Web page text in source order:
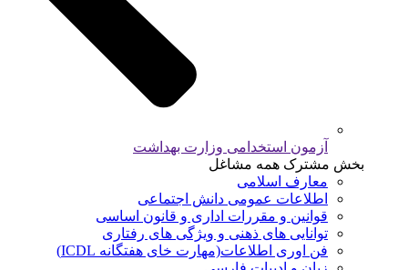
آزمون استخدامی وزارت بهداشت
بخش مشترک همه مشاغل
معارف اسلامی
اطلاعات عمومی دانش اجتماعی
قوانین و مقررات اداری و قانون اساسی
توانایی های ذهنی و ویژگی های رفتاری
فن اوری اطلاعات(مهارت خای هفتگانه ICDL)